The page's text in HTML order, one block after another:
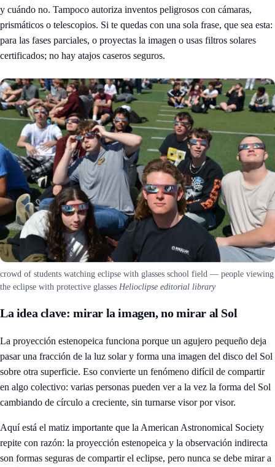
y cuándo no. Tampoco autoriza inventos peligrosos con cámaras,
prismáticos o telescopios. Si te quedas con una sola frase, que sea esta:
para las fases parciales, o proyectas la imagen o usas filtros solares
certificados; no hay atajos caseros seguros.
crowd of students watching eclipse with glasses school field — people viewing
the eclipse with protective glasses Helioclipse editorial library
La idea clave: mirar la imagen, no mirar al Sol
La proyección estenopeica funciona porque un agujero pequeño deja
pasar una fracción de la luz solar y forma una imagen del disco del Sol
sobre otra superficie. Eso convierte un fenómeno difícil de compartir
en algo colectivo: varias personas pueden ver a la vez la forma del Sol
cambiando de círculo a creciente, sin turnarse visor por visor.
Aquí está el matiz importante que la American Astronomical Society
repite con razón: la proyección estenopeica y la observación indirecta
son formas seguras de compartir el eclipse, pero nunca se debe mirar a